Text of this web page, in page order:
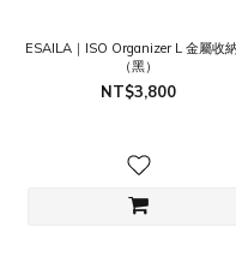
ESAILA｜ISO Organizer L 金屬收
（黑）
NT$3,800